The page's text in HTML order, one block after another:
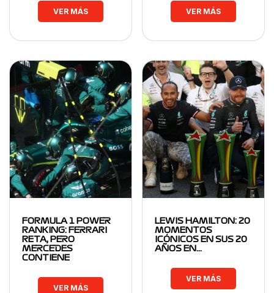
VER MÁS VER MÁS
FORMULA 1 POWER
RANKING: FERRARI
RETA, PERO
MERCEDES
CONTIENE
VER MÁS
LEWIS HAMILTON: 20
MOMENTOS
ICÓNICOS EN SUS 20
AÑOS EN…
VER MÁS